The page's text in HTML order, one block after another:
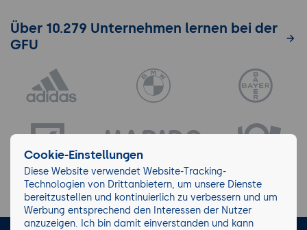
Über 10.279 Unternehmen lernen bei der
GFU
Cookie-Einstellungen
Diese Website verwendet Website-Tracking-
Technologien von Drittanbietern, um unsere Dienste
bereitzustellen und kontinuierlich zu verbessern und um
Werbung entsprechend den Interessen der Nutzer
anzuzeigen. Ich bin damit einverstanden und kann